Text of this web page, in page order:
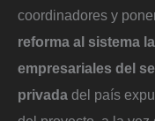
coordinadores y
reforma al sistema
empresariales del
privada del país